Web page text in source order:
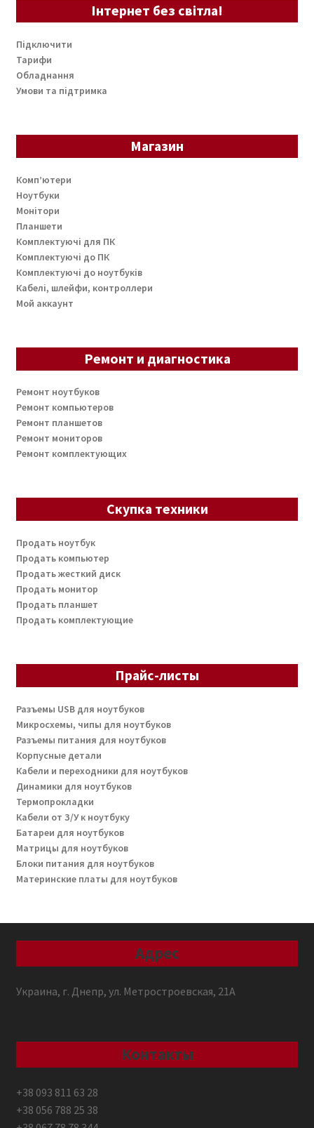
Інтернет без світла!
Підключити
Тарифи
Обладнання
Умови та підтримка
Магазин
Комп’ютери
Ноутбуки
Монітори
Планшети
Комплектуючі для ПК
Комплектуючі до ПК
Комплектуючі до ноутбуків
Кабелі, шлейфи, контроллери
Мой аккаунт
Ремонт и диагностика
Ремонт ноутбуков
Ремонт компьютеров
Ремонт планшетов
Ремонт мониторов
Ремонт комплектующих
Скупка техники
Продать ноутбук
Продать компьютер
Продать жесткий диск
Продать монитор
Продать планшет
Продать комплектующие
Прайс-листы
Разъемы USB для ноутбуков
Микросхемы, чипы для ноутбуков
Разъемы питания для ноутбуков
Корпусные детали
Кабели и переходники для ноутбуков
Динамики для ноутбуков
Термопрокладки
Кабели от З/У к ноутбуку
Батареи для ноутбуков
Матрицы для ноутбуков
Блоки питания для ноутбуков
Материнские платы для ноутбуков
Адрес
Украина, г. Днепр, ул. Метростроевская, 21А
Контакты
+38 093 811 63 28
+38 056 788 25 38